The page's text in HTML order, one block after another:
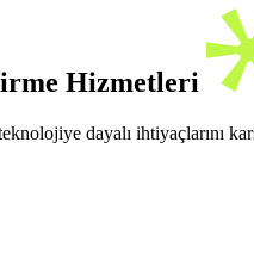
Hizmetleri
dayalı ihtiyaçlarını